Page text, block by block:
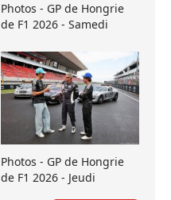
Photos - GP de Hongrie
de F1 2026 - Samedi
Photos - GP de Hongrie
de F1 2026 - Jeudi